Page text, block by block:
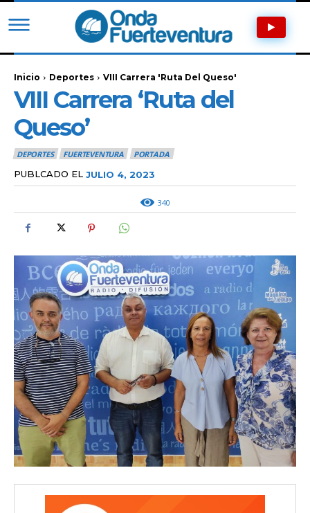
Inicio Deportes VIII Carrera 'Ruta Del Queso'
VIII Carrera ‘Ruta del
Queso’
DEPORTES FUERTEVENTURA PORTADA
PUBLCADO EL JULIO 4, 2023
340